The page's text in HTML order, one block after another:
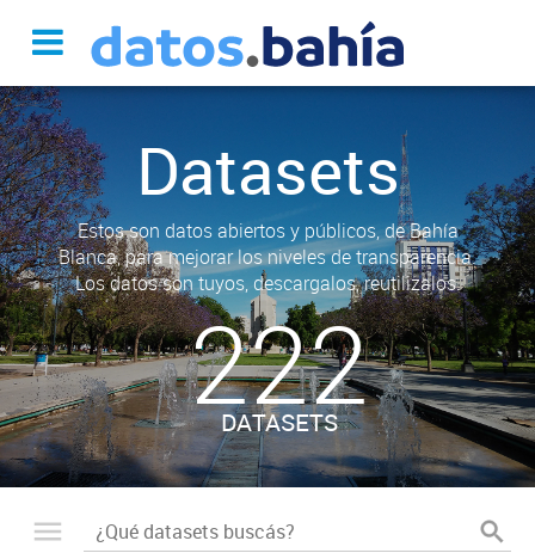
Datasets
Estos son datos abiertos y públicos, de Bahía
Blanca, para mejorar los niveles de transparencia.
Los datos son tuyos, descargalos, reutilizalos.
222
DATASETS